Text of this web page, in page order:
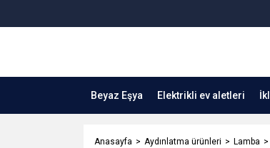
Beyaz Eşya Elektrikli ev aletleri
Anasayfa Aydınlatma ürünleri Lamba